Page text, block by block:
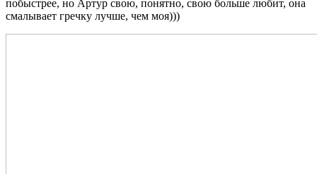
побыстрее, но Артур свою, понятно, свою больше любит, она
смалывает гречку лучше, чем моя)))